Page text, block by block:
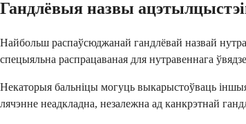
Гандлёвыя назвы
Найбольш распаўсюджанай гандлёвай назвай
спецыяльна распрацаваная для нутравеннага
Некаторыя бальніцы могуць выкарыстоўваць
лячэнне неадкладна, незалежна ад канкрэтнай